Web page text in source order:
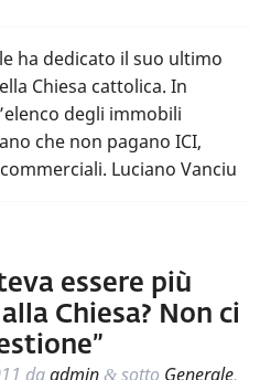
ha dedicato il suo ultimo
Chiesa cattolica. In
degli immobili
che non pagano ICI,
Luciano Vanciu
essere più
Chiesa? Non ci
daadmin & sotto Generale,